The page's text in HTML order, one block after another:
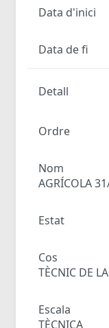
Data d'inici
Data de fi
Detall
Ordre
Nom
AGRÍCOLA
Estat
Cos
TÈCNIC DE
Escala
TÈCNICA